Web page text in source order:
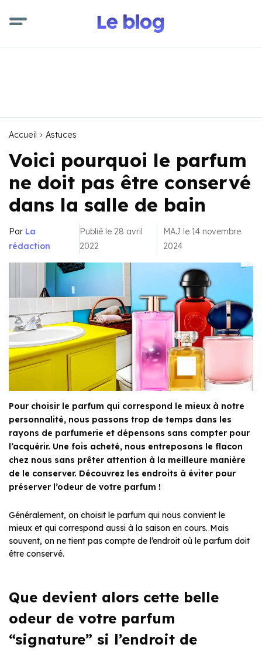
Accueil Astuces
Voici pourquoi le parfum
ne doit pas être conservé
dans la salle de bain
Par La
rédaction
Publié le 28 avril
2022
MAJ le 14 novembre
2024
Pour choisir le parfum qui correspond le mieux à notre
personnalité, nous passons trop de temps dans les
rayons de parfumerie et dépensons sans compter pour
l’acquérir. Une fois acheté, nous entreposons le flacon
chez nous sans prêter attention à la meilleure manière
de le conserver. Découvrez les endroits à éviter pour
préserver l’odeur de votre parfum !
Généralement, on choisit le parfum qui nous convient le
mieux et qui correspond aussi à la saison en cours. Mais
souvent, on ne tient pas compte de l’endroit où le parfum doit
être conservé.
Que devient alors cette belle
odeur de votre parfum
“signature” si l’endroit de